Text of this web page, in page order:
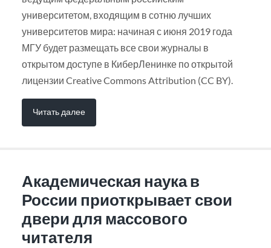
университетом, входящим в сотню лучших
университетов мира: начиная с июня 2019 года
МГУ будет размещать все свои журналы в
открытом доступе в КиберЛенинке по открытой
лицензии Creative Commons Attribution (CC BY).
Читать далее
Академическая наука в
России приоткрывает свои
двери для массового
читателя